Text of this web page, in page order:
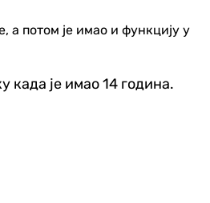
а потом је имао и функцију у
када је имао 14 година.